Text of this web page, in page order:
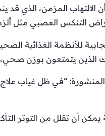
الالتهاب المزمن، الذي
التنكس العصبي مثل
للأنظمة الغذائية
الذين يتمتعون بوزن صحي،
“في ظل غياب علاج
يمكن أن تقلل من التوتر